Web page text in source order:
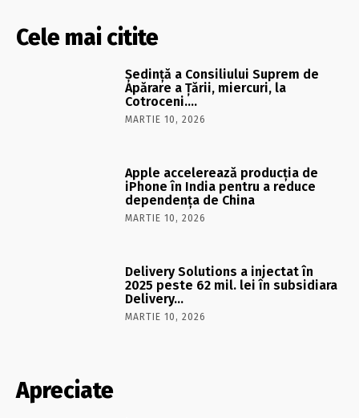
Cele mai citite
Şedinţă a Consiliului Suprem de
Apărare a Ţării, miercuri, la
Cotroceni….
MARTIE 10, 2026
Apple accelerează producția de
iPhone în India pentru a reduce
dependența de China
MARTIE 10, 2026
Delivery Solutions a injectat în
2025 peste 62 mil. lei în subsidiara
Delivery…
MARTIE 10, 2026
Apreciate